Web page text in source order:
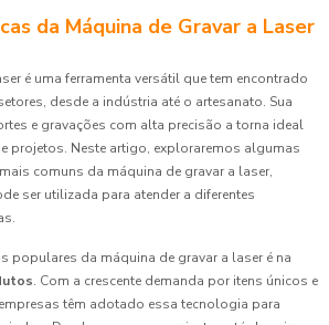
da Máquina de Gravar a Laser
é uma ferramenta versátil que tem encontrado
desde a indústria até o artesanato. Sua
e gravações com alta precisão a torna ideal
projetos. Neste artigo, exploraremos algumas
comuns da máquina de gravar a laser,
ser utilizada para atender a diferentes
populares da máquina de gravar a laser é na
. Com a crescente demanda por itens únicos e
têm adotado essa tecnologia para